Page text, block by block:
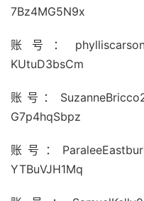
7Bz4MG5N9x
账号：
KUtuD3bsCm
账号：
G7p4hqSbpz
账号：
YTBuVJH1Mq